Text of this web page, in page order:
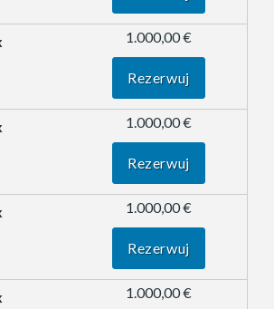
1.000,00 €
Rezerwuj
1.000,00 €
Rezerwuj
1.000,00 €
Rezerwuj
1.000,00 €